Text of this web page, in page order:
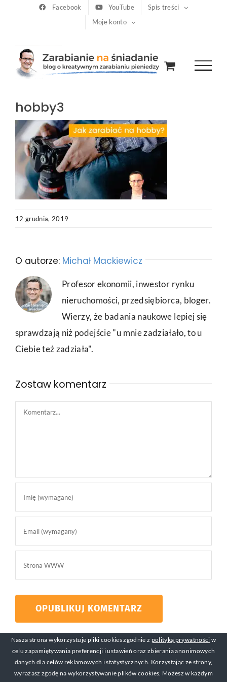
Facebook YouTube
Spis treści
Moje konto
hobby3
12 grudnia, 2019
O autorze: Michał Mackiewicz
Profesor ekonomii, inwestor rynku
nieruchomości, przedsiębiorca, bloger.
Wierzy, że badania naukowe lepiej się
sprawdzają niż podejście "u mnie zadziałało, to u
Ciebie też zadziała".
Zostaw komentarz
Comment
Nasza strona wykorzystuje pliki cookies zgodnie z polityką prywatności w
celu zapamiętywania preferencji i ustawień oraz zbierania anonimowych
danych dla celów reklamowych i statystycznych. Korzystając ze strony,
wyrażasz zgodę na wykorzystywanie plików cookies. Możesz w każdym